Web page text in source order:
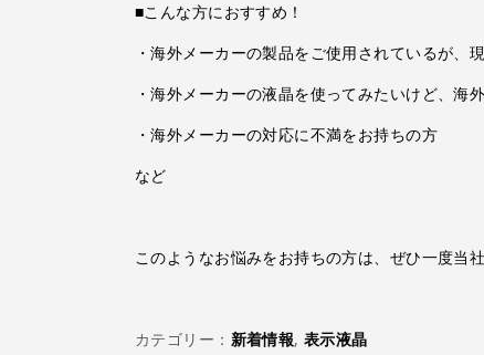
■こんな方におすすめ！
・海外メーカーの製品をご使用されているが、
・海外メーカーの液晶を使ってみたいけど、海
・海外メーカーの対応に不満をお持ちの方
など
このようなお悩みをお持ちの方は、ぜひ一度当
カテゴリー： 新着情報,表示液晶